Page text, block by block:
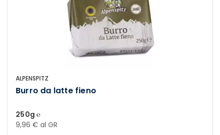
ALPENSPITZ
Burro da latte fieno
250g ℮
9,96 € al GR